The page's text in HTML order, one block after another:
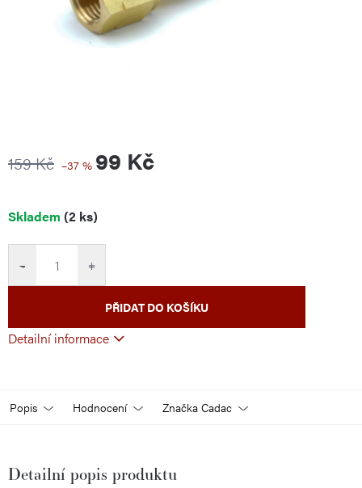
159 Kč –37 % 99 Kč
Měrná
Skladem (2 ks)
+
−
PŘIDAT DO KOŠÍKU
Detailní informace
Popis Hodnocení Značka Cadac
Detailní popis produktu